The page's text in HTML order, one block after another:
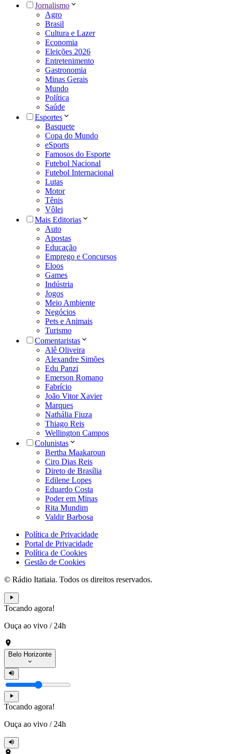
Jornalismo
Agro
Brasil
Cultura e Lazer
Economia
Eleições 2026
Entretenimento
Gastronomia
Minas Gerais
Mundo
Política
Saúde
Esportes
Basquete
Copa do Mundo
eSports
Famosos do Esporte
Futebol Nacional
Futebol Internacional
Lutas
Motor
Tênis
Vôlei
Mais Editorias
Auto
Apostas
Educação
Emprego e Concursos
Eloos
Games
Indústria
Jogos
Meio Ambiente
Negócios
Pets e Animais
Turismo
Comentaristas
Alê Oliveira
Alexandre Simões
Edu Panzi
Emerson Romano
Fabrício
João Vitor Xavier
Marques
Nathália Fiuza
Thiago Reis
Wellington Campos
Colunistas
Bertha Maakaroun
Ciro Dias Reis
Direto de Brasília
Edilene Lopes
Eduardo Costa
Poder em Minas
Rita Mundim
Valdir Barbosa
Política de Privacidade
Portal de Privacidade
Política de Cookies
Gestão de Cookies
© Rádio Itatiaia. Todos os direitos reservados.
Tocando agora!
Ouça ao vivo / 24h
Belo Horizonte
Tocando agora!
Ouça ao vivo / 24h